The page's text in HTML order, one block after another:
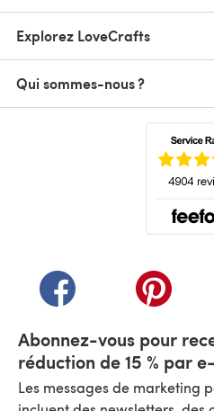
Explorez LoveCrafts
Qui sommes-nous ?
(s'ouvre dans un(s'ouvre
Abonnez-vous pour
réduction de 15 % par
Les messages de marketing